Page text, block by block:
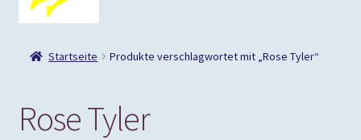
Startseite Produkte verschlagwortet mit „Rose Tyler“
Rose Tyler